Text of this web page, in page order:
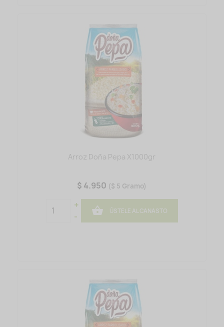
Arroz Doña Pepa X1000gr
$ 4.950 ($ 5 Gramo)
+
-
 ÚSTELE AL CANASTO